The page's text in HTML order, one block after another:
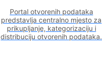
Portal otvorenih podataka
predstavlja centralno mjesto za
prikupljanje, kategorizaciju i
distribuciju otvorenih podataka.